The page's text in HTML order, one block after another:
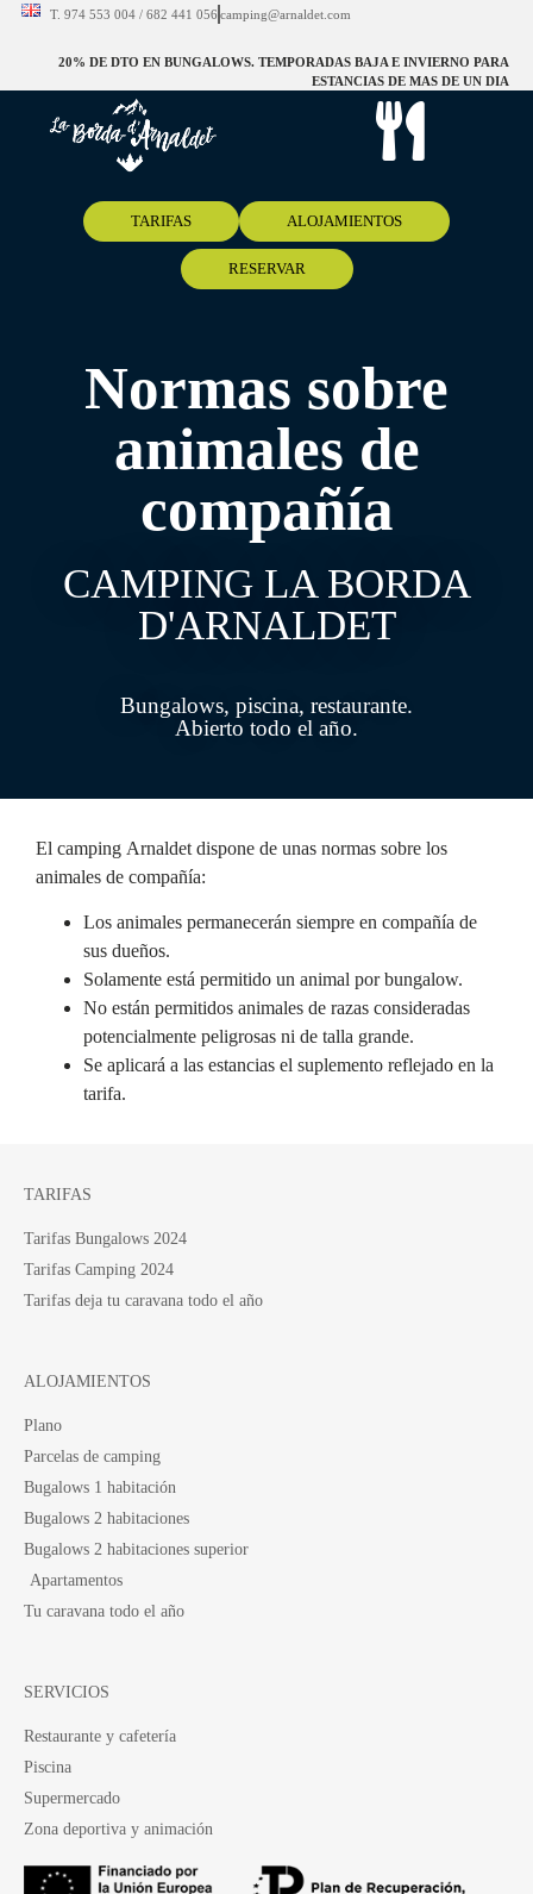
T. 974 553 004 / 682 441 056 camping@arnaldet.com
20% DE DTO EN BUNGALOWS. TEMPORADAS BAJA E INVIERNO PARA
ESTANCIAS DE MAS DE UN DIA
TARIFAS ALOJAMIENTOS
RESERVAR
Normas sobre
animales de
compañía
CAMPING LA BORDA
D'ARNALDET
Bungalows, piscina, restaurante.
Abierto todo el año.
El camping Arnaldet dispone de unas normas sobre los
animales de compañía:
Los animales permanecerán siempre en compañía de
sus dueños.
Solamente está permitido un animal por bungalow.
No están permitidos animales de razas consideradas
potencialmente peligrosas ni de talla grande.
Se aplicará a las estancias el suplemento reflejado en la
tarifa.
TARIFAS
Tarifas Bungalows 2024
Tarifas Camping 2024
Tarifas deja tu caravana todo el año
ALOJAMIENTOS
Plano
Parcelas de camping
Bugalows 1 habitación
Bugalows 2 habitaciones
Bugalows 2 habitaciones superior
Apartamentos
Tu caravana todo el año
SERVICIOS
Restaurante y cafetería
Piscina
Supermercado
Zona deportiva y animación